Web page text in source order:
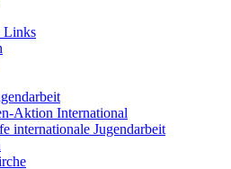
Links
Aktion International
internationale Jugendarbeit